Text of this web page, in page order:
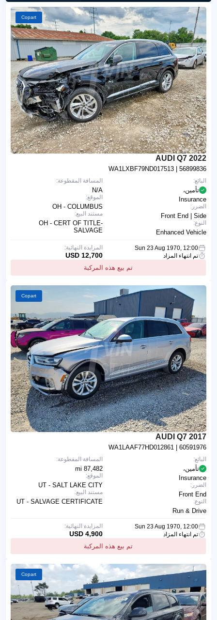
Copart
2022 AUDI Q7
WA1LXBF79ND017513 | 56899836
المسافة المقطوعة:
N/A
الموقع:
OH - COLUMBUS
مستند البيع:
OH - CERT OF TITLE-
SALVAGE
البائع:
تأمين،
Insurance
الضرر:
Front End | Side
النوع:
Enhanced Vehicle
Sun 23 Aug 1970, 12:00
تم انتهاء المزاد
تم بيع هذه المركبة
المزايدة النهائية:
12,700 USD
Copart
2017 AUDI Q7
WA1LAAF77HD012861 | 60591976
المسافة المقطوعة:
87,482 mi
الموقع:
UT - SALT LAKE CITY
مستند البيع:
UT - SALVAGE CERTIFICATE
البائع:
تأمين،
Insurance
الضرر:
Front End
النوع:
Run & Drive
Sun 23 Aug 1970, 12:00
تم انتهاء المزاد
تم بيع هذه المركبة
المزايدة النهائية:
4,900 USD
Copart